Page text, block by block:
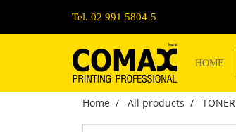
Tel. 02 991 5804-5
HOME
Home All products TONER